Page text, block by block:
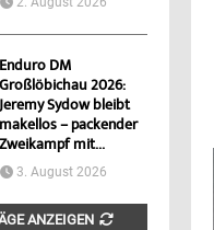
Enduro DM
Großlöbichau 2026:
Jeremy Sydow bleibt
makellos – packender
Zweikampf mit...
3. August 2026
ANZEIGEN